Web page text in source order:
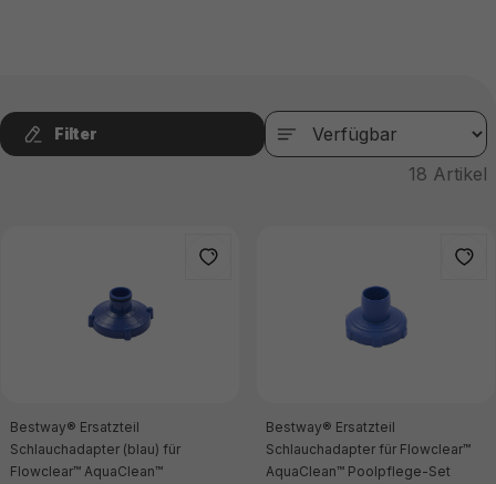
Filter
18 Artikel
Bestway® Ersatzteil
Schlauchadapter (blau) für
Flowclear™ AquaClean™
Bestway® Ersatzteil
Schlauchadapter für Flowclear™
AquaClean™ Poolpflege-Set